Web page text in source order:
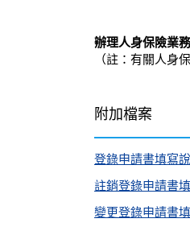
辦理人身保險業
（註：有關人身
附加檔案
登錄申請書填寫
註銷登錄申請書
變更登錄申請書